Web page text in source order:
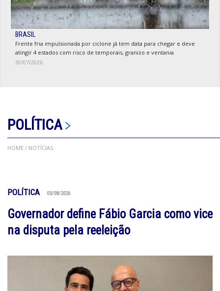
BRASIL
Frente fria impulsionada por ciclone já tem data para chegar e deve
atingir 4 estados com risco de temporais, granizo e ventania
30/07/2026
POLÍTICA
HOME / NOTÍCIAS
POLÍTICA 03/08/2026
Governador define Fábio Garcia como vice
na disputa pela reeleição